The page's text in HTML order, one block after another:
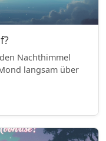
Nachthimmel
langsam über